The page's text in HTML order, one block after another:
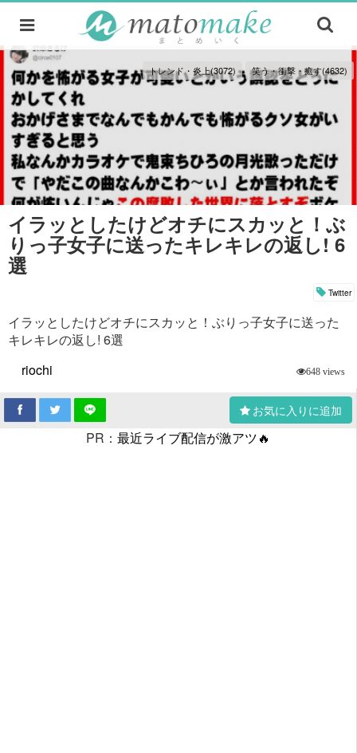
トレンド・炎上(3072) 笑う・衝撃・癒す(4632)
イラッとしたけどオチにスカッと！ぶ
りっ子女子に送ったキレキレの返し! 6
選
Twitter
イラッとしたけどオチにスカッと！ぶりっ子女子に送った
キレキレの返し! 6選
riochi
648 views
お気に入りに追加
PR： 最近ライブ配信が激アツ🔥